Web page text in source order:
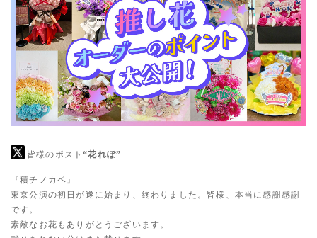
皆様のポスト“花れぽ”
『積チノカベ』
東京公演の初日が遂に始まり、終わりました。皆様、本当に感謝感謝
です。
素敵なお花もありがとうございます。